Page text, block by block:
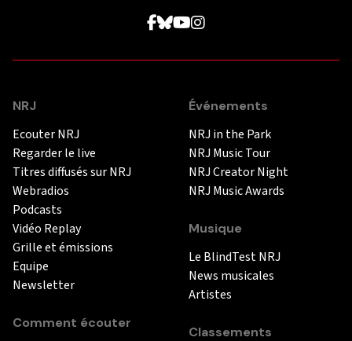
NRJ
Ecouter NRJ
Regarder le live
Titres diffusés sur NRJ
Webradios
Podcasts
Vidéo Replay
Grille et émissions
Equipe
Newsletter
Comment écouter
Événements
NRJ in the Park
NRJ Music Tour
NRJ Creator Night
NRJ Music Awards
Musique
Le BlindTest NRJ
News musicales
Artistes
Classements